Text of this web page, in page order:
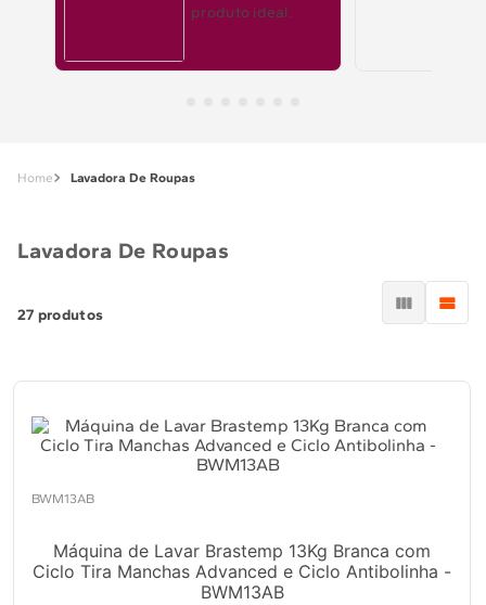
produto ideal.
Lavadora De Roupas
Lavadora De Roupas
27 produtos
BWM13AB
Máquina de Lavar Brastemp 13Kg Branca com
Ciclo Tira Manchas Advanced e Ciclo Antibolinha -
BWM13AB